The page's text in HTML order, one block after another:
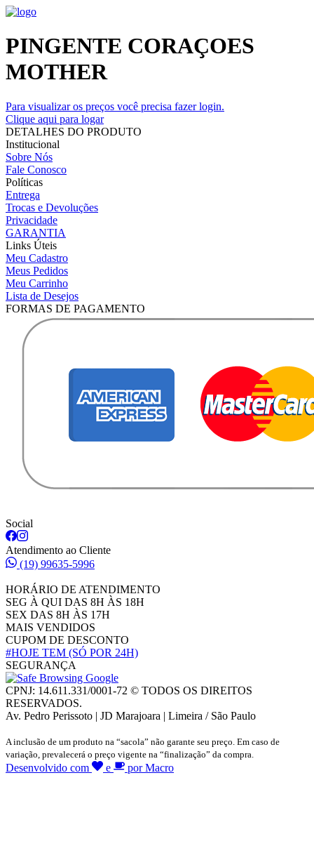
PINGENTE CORAÇOES
MOTHER
Para visualizar os preços você precisa fazer login.
Clique aqui para logar
DETALHES DO PRODUTO
Institucional
Sobre Nós
Fale Conosco
Políticas
Entrega
Trocas e Devoluções
Privacidade
GARANTIA
Links Úteis
Meu Cadastro
Meus Pedidos
Meu Carrinho
Lista de Desejos
FORMAS DE PAGAMENTO
Social
Atendimento ao Cliente
(19) 99635-5996
HORÁRIO DE ATENDIMENTO
SEG À QUI DAS 8H ÀS 18H
SEX DAS 8H ÀS 17H
MAIS VENDIDOS
CUPOM DE DESCONTO
#HOJE TEM (SÓ POR 24H)
SEGURANÇA
CPNJ: 14.611.331/0001-72 © TODOS OS DIREITOS
RESERVADOS.
Av. Pedro Perissoto | JD Marajoara | Limeira / São Paulo
A inclusão de um produto na “sacola” não garante seu preço. Em caso de
variação, prevalecerá o preço vigente na “finalização” da compra.
Desenvolvido com e por Macro